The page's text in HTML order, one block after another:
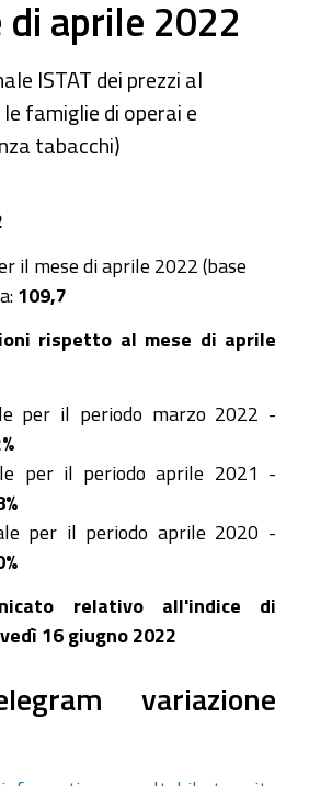
di aprile 2022
ISTAT dei prezzi al
famiglie di operai e
tabacchi)
il mese di aprile 2022 (base
109,7
rispetto al mese di aprile
per il periodo marzo 2022 -
per il periodo aprile 2021 -
per il periodo aprile 2020 -
relativo all'indice di
16 giugno 2022
variazione